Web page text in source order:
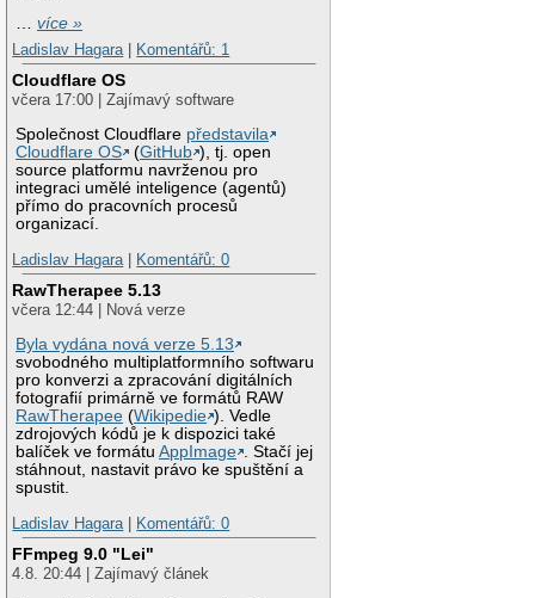
…více »
Ladislav Hagara
Komentářů: 1
Cloudflare OS
včera 17:00 | Zajímavý software
Společnost Cloudflare představila
Cloudflare OS
(GitHub ), tj. open
source platformu navrženou pro
integraci umělé inteligence (agentů)
přímo do pracovních procesů
organizací.
Ladislav Hagara
Komentářů: 0
RawTherapee 5.13
včera 12:44 | Nová verze
Byla vydána nová verze 5.13
svobodného multiplatformního softwaru
pro konverzi a zpracování digitálních
fotografií primárně ve formátů RAW
RawTherapee (Wikipedie ). Vedle
zdrojových kódů je k dispozici také
balíček ve formátuAppImage . Stačí jej
stáhnout, nastavit právo ke spuštění a
spustit.
Ladislav Hagara
Komentářů: 0
FFmpeg 9.0 "Lei"
4.8. 20:44 | Zajímavý článek